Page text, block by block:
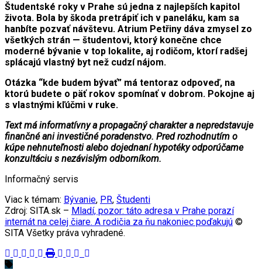
Študentské roky v Prahe sú jedna z najlepších kapitol
života. Bola by škoda pretrápiť ich v paneláku, kam sa
hanbíte pozvať návštevu. Atrium Petřiny dáva zmysel zo
všetkých strán — študentovi, ktorý konečne chce
moderné bývanie v top lokalite, aj rodičom, ktorí radšej
splácajú vlastný byt než cudzí nájom.
Otázka “kde budem bývať” má tentoraz odpoveď, na
ktorú budete o päť rokov spomínať v dobrom. Pokojne aj
s vlastnými kľúčmi v ruke.
Text má informatívny a propagačný charakter a nepredstavuje
finančné ani investičné poradenstvo. Pred rozhodnutím o
kúpe nehnuteľnosti alebo dojednaní hypotéky odporúčame
konzultáciu s nezávislým odborníkom.
Informačný servis
Viac k témam: Bývanie, PR, Študenti
Zdroj: SITA.sk – Mladí, pozor: táto adresa v Prahe porazí
internát na celej čiare. A rodičia za ňu nakoniec poďakujú ©
SITA Všetky práva vyhradené.